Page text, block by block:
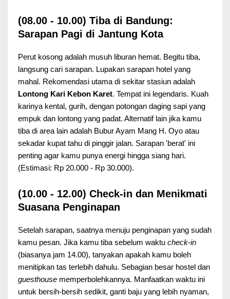
(08.00 - 10.00) Tiba di Bandung:
Sarapan Pagi di Jantung Kota
Perut kosong adalah musuh liburan hemat. Begitu tiba,
langsung cari sarapan. Lupakan sarapan hotel yang
mahal. Rekomendasi utama di sekitar stasiun adalah
Lontong Kari Kebon Karet. Tempat ini legendaris. Kuah
karinya kental, gurih, dengan potongan daging sapi yang
empuk dan lontong yang padat. Alternatif lain jika kamu
tiba di area lain adalah Bubur Ayam Mang H. Oyo atau
sekadar kupat tahu di pinggir jalan. Sarapan 'berat' ini
penting agar kamu punya energi hingga siang hari.
(Estimasi: Rp 20.000 - Rp 30.000).
(10.00 - 12.00) Check-in dan Menikmati
Suasana Penginapan
Setelah sarapan, saatnya menuju penginapan yang sudah
kamu pesan. Jika kamu tiba sebelum waktu check-in
(biasanya jam 14.00), tanyakan apakah kamu boleh
menitipkan tas terlebih dahulu. Sebagian besar hostel dan
guesthouse memperbolehkannya. Manfaatkan waktu ini
untuk bersih-bersih sedikit, ganti baju yang lebih nyaman,